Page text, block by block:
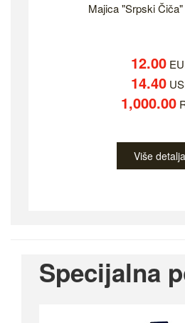
Majica "Srpski
12.00
14.40
1,000.00
Više detalja
Specijalna